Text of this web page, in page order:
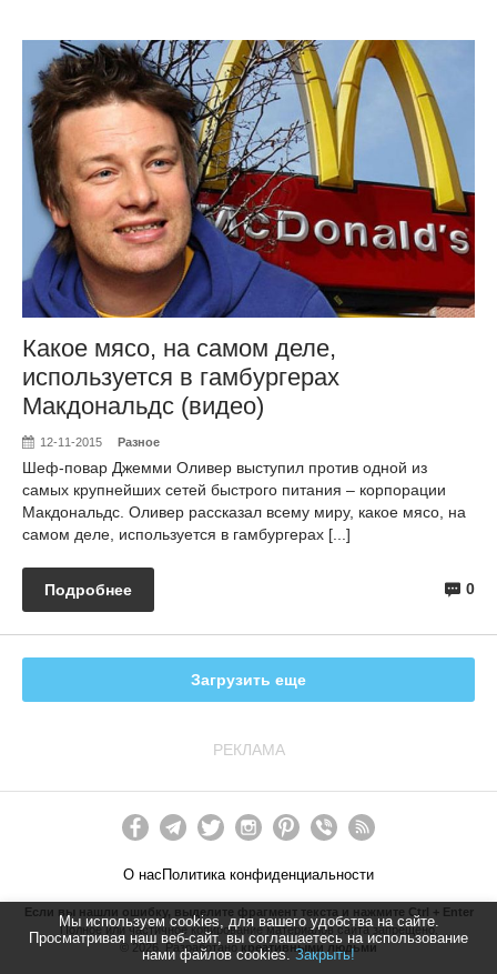
Мы используем cookies, для вашего удобства на сайте.
Просматривая наш веб-сайт, вы соглашаетесь на использование
нами файлов cookies. Закрыть!
Какое мясо, на самом деле,
используется в гамбургерах
Макдональдс (видео)
12-11-2015 Разное
Шеф-повар Джемми Оливер выступил против одной из
самых крупнейших сетей быстрого питания – корпорации
Макдональдс. Оливер рассказал всему миру, какое мясо, на
самом деле, используется в гамбургерах [...]
0
Подробнее
Загрузить еще
РЕКЛАМА
О насПолитика конфиденциальности
Если вы нашли ошибку, выделите фрагмент текста и нажмите Ctrl + Enter
Полное или частичное копирование материалов сайта запрещено.
©2026 . Разработанокреативными людьми